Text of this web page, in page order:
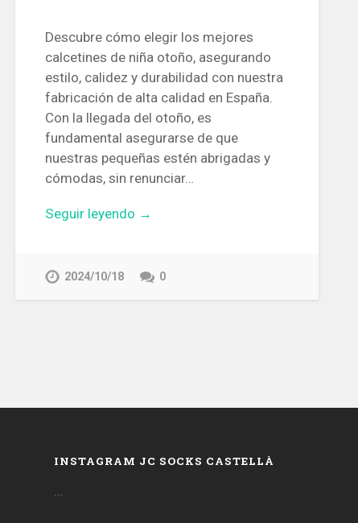
Descubre cómo elegir los mejores
calcetines de niña otoño, asegurando
estilo, calidez y durabilidad con nuestra
fabricación de alta calidad en España.
Con la llegada del otoño, es
fundamental asegurarse de que
nuestras pequeñas estén abrigadas y
cómodas, sin renunciar…
Seguir leyendo →
2024/10/18 0
INSTAGRAM JC SOCKS CASTELLÀ